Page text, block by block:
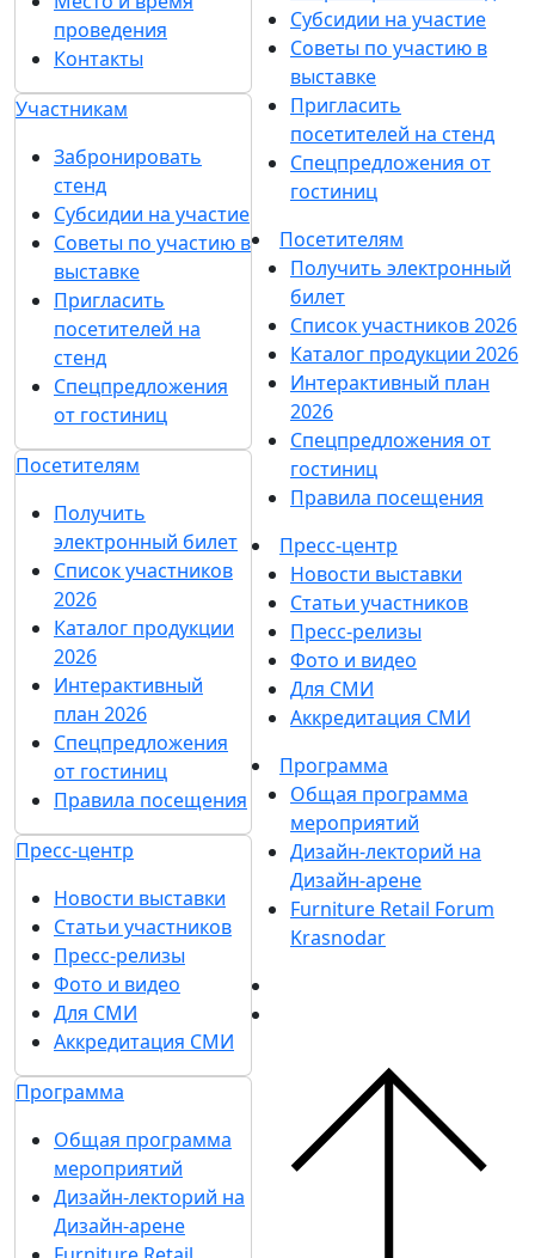
проведения
Контакты
Участникам
Забронировать
стенд
Субсидии на участие
Советы по участию в
выставке
Пригласить
посетителей на
стенд
Спецпредложения
от гостиниц
Посетителям
Получить
электронный билет
Список участников
2026
Каталог продукции
2026
Интерактивный
план 2026
Спецпредложения
от гостиниц
Правила посещения
Пресс-центр
Новости выставки
Статьи участников
Пресс-релизы
Фото и видео
Для СМИ
Аккредитация СМИ
Программа
Общая программа
мероприятий
Дизайн-лекторий на
Дизайн-арене
Субсидии на участие
Советы по участию в
выставке
Пригласить
посетителей на стенд
Спецпредложения от
гостиниц
Посетителям
Получить электронный
билет
Список участников 2026
Каталог продукции 2026
Интерактивный план
2026
Спецпредложения от
гостиниц
Правила посещения
Пресс-центр
Новости выставки
Статьи участников
Пресс-релизы
Фото и видео
Для СМИ
Аккредитация СМИ
Программа
Общая программа
мероприятий
Дизайн-лекторий на
Дизайн-арене
Furniture Retail Forum
Krasnodar